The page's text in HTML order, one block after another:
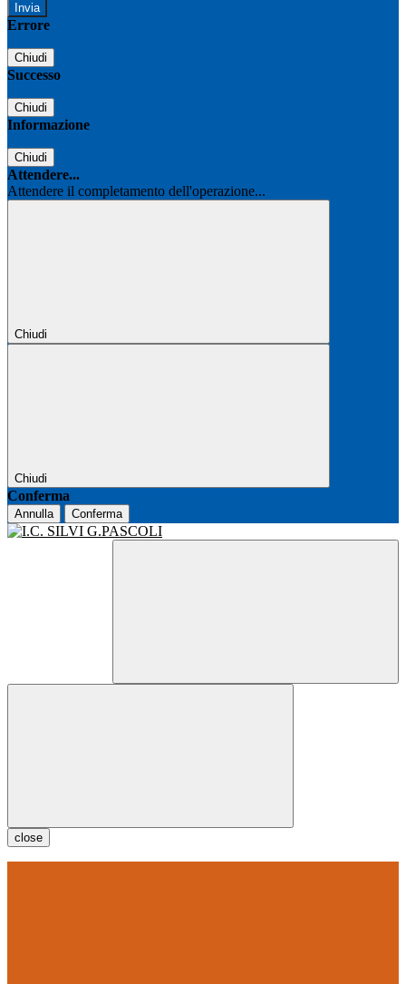
Errore
Chiudi
Successo
Chiudi
Informazione
Chiudi
Attendere...
Attendere il completamento dell'operazione...
Chiudi
Chiudi
Conferma
Annulla Conferma
close